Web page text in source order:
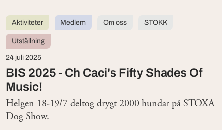
BIS 2025 - Ch Caci's Fifty Shades Of
Music!
Aktiviteter Medlem Om oss STOKK
Utställning
24 juli 2025
Helgen 18-19/7 deltog drygt 2000 hundar på STOXA
Dog Show.